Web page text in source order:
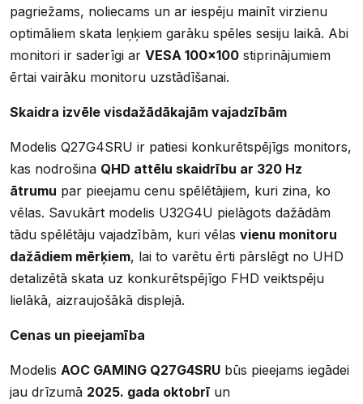
pagriežams, noliecams un ar iespēju mainīt virzienu
optimāliem skata leņķiem garāku spēles sesiju laikā. Abi
monitori ir saderīgi ar VESA 100×100 stiprinājumiem
ērtai vairāku monitoru uzstādīšanai.
Skaidra izvēle visdažādākajām vajadzībām
Modelis Q27G4SRU ir patiesi konkurētspējīgs monitors,
kas nodrošina QHD attēlu skaidrību ar 320 Hz
ātrumu par pieejamu cenu spēlētājiem, kuri zina, ko
vēlas. Savukārt modelis U32G4U pielāgots dažādām
tādu spēlētāju vajadzībām, kuri vēlas vienu monitoru
dažādiem mērķiem, lai to varētu ērti pārslēgt no UHD
detalizētā skata uz konkurētspējīgo FHD veiktspēju
lielākā, aizraujošākā displejā.
Cenas un pieejamība
Modelis AOC GAMING Q27G4SRU būs pieejams iegādei
jau drīzumā 2025. gada oktobrī un